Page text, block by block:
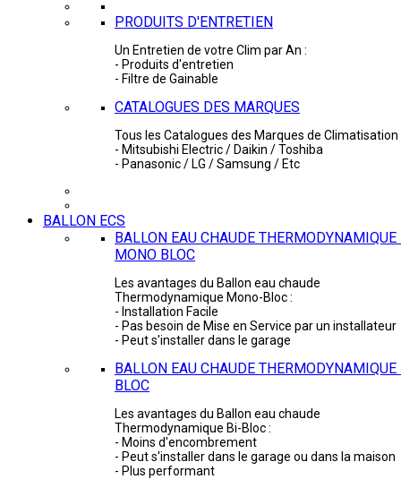
PRODUITS D'ENTRETIEN
Un Entretien de votre Clim par An :
- Produits d'entretien
- Filtre de Gainable
CATALOGUES DES MARQUES
Tous les Catalogues des Marques de Climatisation
- Mitsubishi Electric / Daikin / Toshiba
- Panasonic / LG / Samsung / Etc
BALLON ECS
BALLON EAU CHAUDE THERMODYNAMIQUE
MONO BLOC
Les avantages du Ballon eau chaude
Thermodynamique Mono-Bloc :
- Installation Facile
- Pas besoin de Mise en Service par un installateur
- Peut s'installer dans le garage
BALLON EAU CHAUDE
BLOC
Les avantages du Ballon eau chaude
Thermodynamique Bi-Bloc :
- Moins d'encombrement
- Peut s'installer dans le garage ou dans la maison
- Plus performant